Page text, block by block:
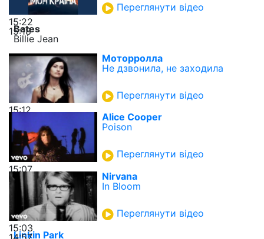
15:22
Переглянути відео
15:18
Bates
Billie Jean
15:12
Моторролла
Не дзвонила, не заходила
Переглянути відео
15:07
Alice Cooper
Poison
Переглянути відео
15:03
Nirvana
In Bloom
Переглянути відео
Linkin Park